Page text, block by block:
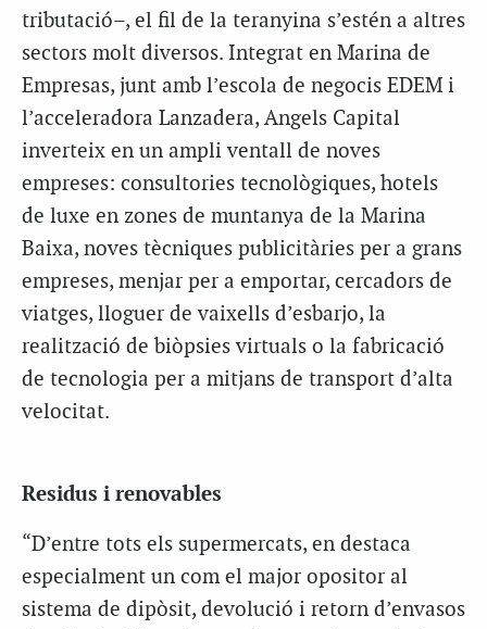
tributació–, el fil de la teranyina s’estén a altres
sectors molt diversos. Integrat en Marina de
Empresas, junt amb l’escola de negocis EDEM i
l’acceleradora Lanzadera, Angels Capital
inverteix en un ampli ventall de noves
empreses: consultories tecnològiques, hotels
de luxe en zones de muntanya de la Marina
Baixa, noves tècniques publicitàries per a grans
empreses, menjar per a emportar, cercadors de
viatges, lloguer de vaixells d’esbarjo, la
realització de biòpsies virtuals o la fabricació
de tecnologia per a mitjans de transport d’alta
velocitat.
Residus i renovables
“D’entre tots els supermercats, en destaca
especialment un com el major opositor al
sistema de dipòsit, devolució i retorn d’envasos